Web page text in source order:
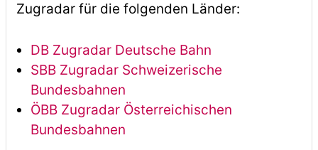
Zugradar für die folgenden Länder:
DB Zugradar Deutsche Bahn
SBB Zugradar Schweizerische
Bundesbahnen
ÖBB Zugradar Österreichischen
Bundesbahnen